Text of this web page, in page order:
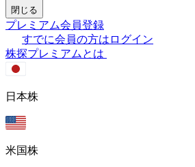
閉じる
プレミアム会員登録
すでに会員の方はログイン
株探プレミアムとは
日本株
米国株